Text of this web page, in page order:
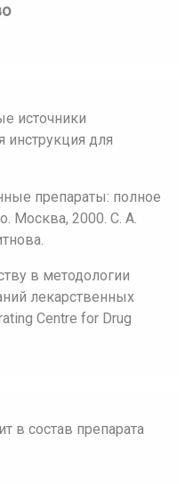
источники
для
препараты: полное
Москва, 2000. С. А.
в методологии
лекарственных
Centre for Drug
в состав препарата